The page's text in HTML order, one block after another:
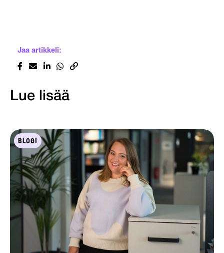
Jaa artikkeli:
Lue lisää
BLOGI